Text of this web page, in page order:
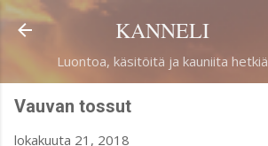
Siirry pääsisältöön
KANNELI
Luontoa, käsitöitä ja kauniita hetkiä
Vauvan tossut
lokakuuta 21, 2018